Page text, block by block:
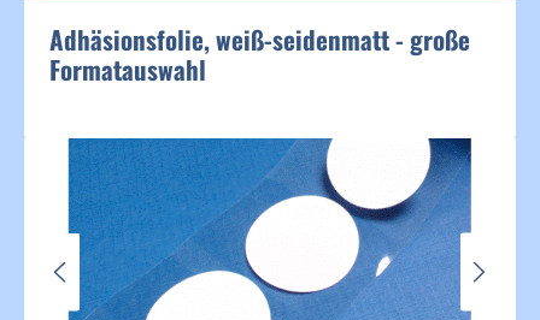
Adhäsionsfolie, weiß-seidenmatt - große
Formatauswahl
Bildergalerie überspringen